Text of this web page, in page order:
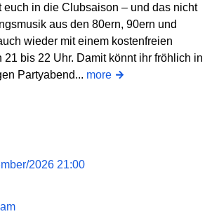
euch in die Clubsaison – und das nicht
aus den 80ern, 90ern und
wieder mit einem kostenfreien
21 bis 22 Uhr. Damit könnt ihr fröhlich in
Partyabend... more
2026 21:00